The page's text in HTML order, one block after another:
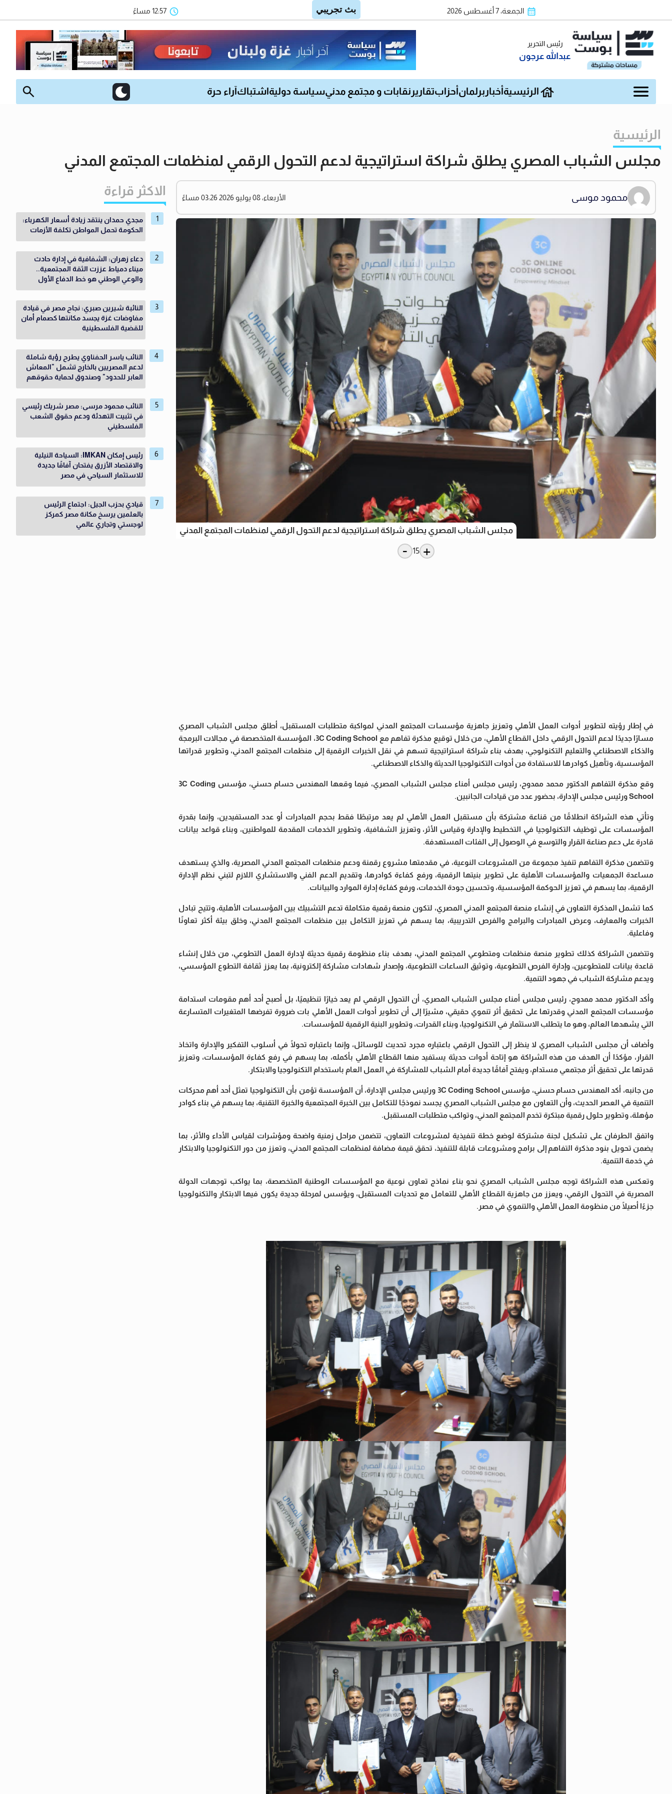
الجمعة، 7 أغسطس 2026 12:57 مساءً
رئيس التحرير
عبدالله عرجون
الرئيسية أخبار برلمان أحزابتقارير نقابات و مجتمع مدنيسياسة دولية اشتباك آراء حرة
الرئيسية
مجلس الشباب المصري يطلق شراكة استراتيجية لدعم التحول الرقمي لمنظمات المجتمع المدني
محمود موسى الأربعاء، 08 يوليو 2026 03:26 مساءً
مجلس الشباب المصري يطلق شراكة استراتيجية لدعم التحول الرقمي لمنظمات المجتمع المدني
+
15
-
في إطار رؤيته لتطوير أدوات العمل الأهلي وتعزيز جاهزية مؤسسات المجتمع المدني لمواكبة متطلبات المستقبل، أطلق مجلس الشباب المصري
مسارًا جديدًا لدعم التحول الرقمي داخل القطاع الأهلي، من خلال توقيع مذكرة تفاهم مع 3C Coding School، المؤسسة المتخصصة في مجالات البرمجة
والذكاء الاصطناعي والتعليم التكنولوجي، بهدف بناء شراكة استراتيجية تسهم في نقل الخبرات الرقمية إلى منظمات المجتمع المدني، وتطوير قدراتها
المؤسسية، وتأهيل كوادرها للاستفادة من أدوات التكنولوجيا الحديثة والذكاء الاصطناعي.
وقع مذكرة التفاهم الدكتور محمد ممدوح، رئيس مجلس أمناء مجلس الشباب المصري، فيما وقعها المهندس حسام حسني، مؤسس 3C Coding
School ورئيس مجلس الإدارة، بحضور عدد من قيادات الجانبين.
وتأتي هذه الشراكة انطلاقًا من قناعة مشتركة بأن مستقبل العمل الأهلي لم يعد مرتبطًا فقط بحجم المبادرات أو عدد المستفيدين، وإنما بقدرة
المؤسسات على توظيف التكنولوجيا في التخطيط والإدارة وقياس الأثر، وتعزيز الشفافية، وتطوير الخدمات المقدمة للمواطنين، وبناء قواعد بيانات
قادرة على دعم صناعة القرار والتوسع في الوصول إلى الفئات المستهدفة.
وتتضمن مذكرة التفاهم تنفيذ مجموعة من المشروعات النوعية، في مقدمتها مشروع رقمنة ودعم منظمات المجتمع المدني المصرية، والذي يستهدف
مساعدة الجمعيات والمؤسسات الأهلية على تطوير بنيتها الرقمية، ورفع كفاءة كوادرها، وتقديم الدعم الفني والاستشاري اللازم لتبني نظم الإدارة
الرقمية، بما يسهم في تعزيز الحوكمة المؤسسية، وتحسين جودة الخدمات، ورفع كفاءة إدارة الموارد والبيانات.
كما تشمل المذكرة التعاون في إنشاء منصة المجتمع المدني المصري، لتكون منصة رقمية متكاملة تدعم التشبيك بين المؤسسات الأهلية، وتتيح تبادل
الخبرات والمعارف، وعرض المبادرات والبرامج والفرص التدريبية، بما يسهم في تعزيز التكامل بين منظمات المجتمع المدني، وخلق بيئة أكثر تعاونًا
وفاعلية.
وتتضمن الشراكة كذلك تطوير منصة منظمات ومتطوعي المجتمع المدني، بهدف بناء منظومة رقمية حديثة لإدارة العمل التطوعي، من خلال إنشاء
قاعدة بيانات للمتطوعين، وإدارة الفرص التطوعية، وتوثيق الساعات التطوعية، وإصدار شهادات مشاركة إلكترونية، بما يعزز ثقافة التطوع المؤسسي،
ويدعم مشاركة الشباب في جهود التنمية.
وأكد الدكتور محمد ممدوح، رئيس مجلس أمناء مجلس الشباب المصري، أن التحول الرقمي لم يعد خيارًا تنظيميًا، بل أصبح أحد أهم مقومات استدامة
مؤسسات المجتمع المدني وقدرتها على تحقيق أثر تنموي حقيقي، مشيرًا إلى أن تطوير أدوات العمل الأهلي بات ضرورة تفرضها المتغيرات المتسارعة
التي يشهدها العالم، وهو ما يتطلب الاستثمار في التكنولوجيا، وبناء القدرات، وتطوير البنية الرقمية للمؤسسات.
وأضاف أن مجلس الشباب المصري لا ينظر إلى التحول الرقمي باعتباره مجرد تحديث للوسائل، وإنما باعتباره تحولًا في أسلوب التفكير والإدارة واتخاذ
القرار، مؤكدًا أن الهدف من هذه الشراكة هو إتاحة أدوات حديثة يستفيد منها القطاع الأهلي بأكمله، بما يسهم في رفع كفاءة المؤسسات، وتعزيز
قدرتها على تحقيق أثر مجتمعي مستدام، ويفتح آفاقًا جديدة أمام الشباب للمشاركة في العمل العام باستخدام التكنولوجيا والابتكار.
من جانبه، أكد المهندس حسام حسني، مؤسس 3C Coding School ورئيس مجلس الإدارة، أن المؤسسة تؤمن بأن التكنولوجيا تمثل أحد أهم محركات
التنمية في العصر الحديث، وأن التعاون مع مجلس الشباب المصري يجسد نموذجًا للتكامل بين الخبرة المجتمعية والخبرة التقنية، بما يسهم في بناء كوادر
مؤهلة، وتطوير حلول رقمية مبتكرة تخدم المجتمع المدني، وتواكب متطلبات المستقبل.
واتفق الطرفان على تشكيل لجنة مشتركة لوضع خطة تنفيذية لمشروعات التعاون، تتضمن مراحل زمنية واضحة ومؤشرات لقياس الأداء والأثر، بما
يضمن تحويل بنود مذكرة التفاهم إلى برامج ومشروعات قابلة للتنفيذ، تحقق قيمة مضافة لمنظمات المجتمع المدني، وتعزز من دور التكنولوجيا والابتكار
في خدمة التنمية.
وتعكس هذه الشراكة توجه مجلس الشباب المصري نحو بناء نماذج تعاون نوعية مع المؤسسات الوطنية المتخصصة، بما يواكب توجهات الدولة
المصرية في التحول الرقمي، ويعزز من جاهزية القطاع الأهلي للتعامل مع تحديات المستقبل، ويؤسس لمرحلة جديدة يكون فيها الابتكار والتكنولوجيا
جزءًا أصيلًا من منظومة العمل الأهلي والتنموي في مصر.
الاكثر قراءة
مجدي حمدان ينتقد زيادة أسعار الكهرباء:
الحكومة تحمل المواطن تكلفة الأزمات
دعاء زهران: الشفافية في إدارة حادث
ميناء دمياط عززت الثقة المجتمعية..
والوعي الوطني هو خط الدفاع الأول
النائبة شيرين صبري: نجاح مصر في قيادة
مفاوضات غزة يجسد مكانتها كصمام أمان
للقضية الفلسطينية
النائب ياسر الحفناوي يطرح رؤية شاملة
لدعم المصريين بالخارج تشمل "المعاش
العابر للحدود" وصندوق لحماية حقوقهم
النائب محمود مرسى: مصر شريك رئيسي
في تثبيت التهدئة ودعم حقوق الشعب
الفلسطيني
رئيس إمكان IMKAN: السياحة النيلية
والاقتصاد الأزرق يفتحان آفاقًا جديدة
للاستثمار السياحي في مصر
قيادي بحزب الجيل: اجتماع الرئيس
بالعلمين يرسخ مكانة مصر كمركز
لوجستي وتجاري عالمي